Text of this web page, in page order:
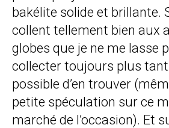
bakélite solide et brillante.
collent tellement bien aux
globes que je ne me lasse
collecter toujours plus tant
possible d’en trouver
petite spéculation sur ce
marché de l’occasion). Et